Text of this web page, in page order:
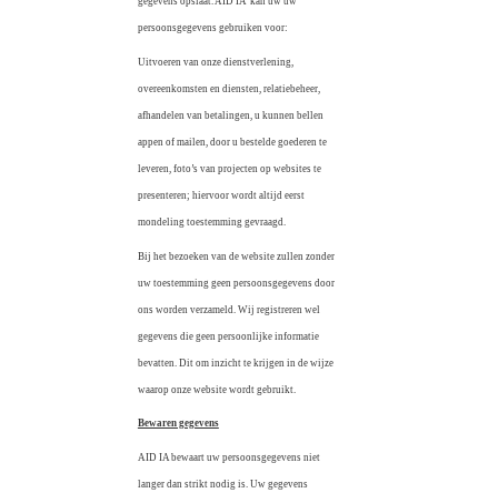
persoonsgegevens gebruiken voor:
Uitvoeren van onze dienstverlening,
overeenkomsten en diensten, relatiebeheer,
afhandelen van betalingen, u kunnen bellen
appen of mailen, door u bestelde goederen te
leveren, foto’s van projecten op websites te
presenteren; hiervoor wordt altijd eerst
mondeling toestemming gevraagd.
Bij het bezoeken van de website zullen zonder
uw toestemming geen persoonsgegevens door
ons worden verzameld. Wij registreren wel
gegevens die geen persoonlijke informatie
bevatten. Dit om inzicht te krijgen in de wijze
waarop onze website wordt gebruikt.
Bewaren gegevens
AID IA bewaart uw persoonsgegevens niet
langer dan strikt nodig is. Uw gegevens